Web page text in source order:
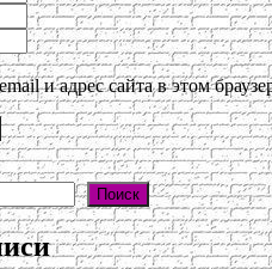
и адрес сайта в этом
Поиск